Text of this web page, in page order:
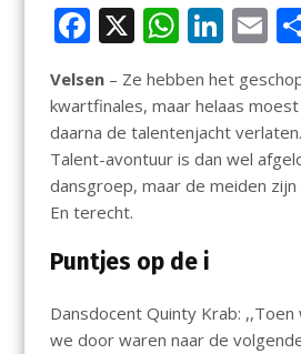
F
e
b
o
o
k
X W
at
s
A
p
p
Li
k
e
dI
n
E
m
ai
l
Velsen– Ze hebben het
kwartfinales, maar helaas
daarna de talentenjacht
Talent-avontuur is dan wel
dansgroep, maar de meiden
En terecht.
Puntjes op de i
Dansdocent Quinty Krab:
we door waren naar de